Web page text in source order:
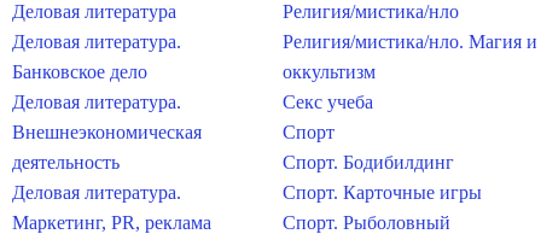
Деловая литература
Деловая литература.
Банковское дело
Деловая литература.
Внешнеэкономическая
деятельность
Деловая литература.
Маркетинг, PR, реклама
Религия/мистика/нло
Религия/мистика/нло. Магия и
оккультизм
Секс учеба
Спорт
Спорт. Бодибилдинг
Спорт. Карточные игры
Спорт. Рыболовный